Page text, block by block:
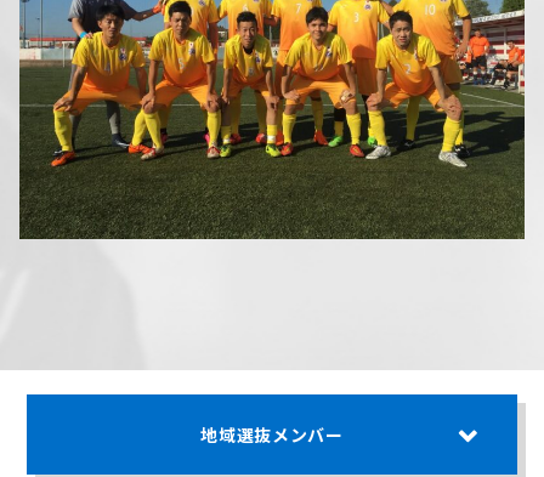
地域選抜メンバー